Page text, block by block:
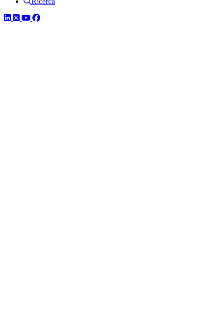
LinkedIn
TwitterYouTube
Facebook